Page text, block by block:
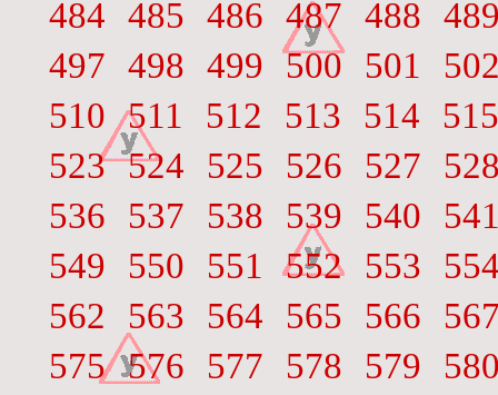
484 485 486 487 488
497 498 499 500 501
510 511 512 513 514
515
523 524 525 526 527
536
537 538 539 540
549
550 551 552 553
562
563 564 565 566
575 576 577 578 579